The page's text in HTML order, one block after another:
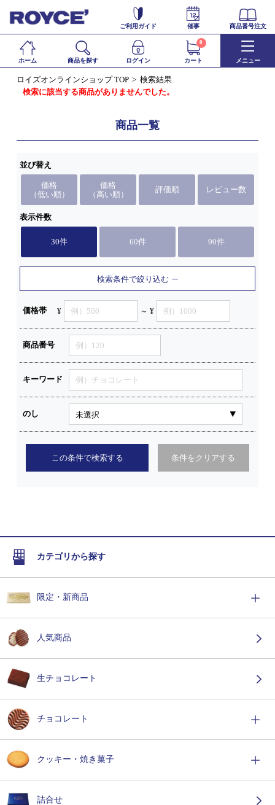
ご利用ガイド 催事 商品番号注文
ホーム 商品を探す ログイン カート
0
メニュー
ロイズオンラインショップ TOP
検索結果
検索に該当する商品がありませんでした。
商品一覧
並び替え
価格
（低い順）
価格
（高い順）
評価順 レビュー数
表示件数
30件 60件 90件
検索条件で絞り込む
価格帯 ¥ ～ ¥
商品番号
キーワード
のし
この条件で検索する 条件をクリアする
カテゴリから探す
限定・新商品
人気商品
生チョコレート
チョコレート
クッキー・焼き菓子
詰合せ